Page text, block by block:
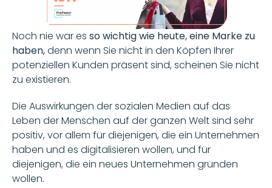
Noch nie war es so wichtig wie heute, eine Marke zu
haben, denn wenn Sie nicht in den Köpfen Ihrer
potenziellen Kunden präsent sind, scheinen Sie nicht
zu existieren.
Die Auswirkungen der sozialen Medien auf das
Leben der Menschen auf der ganzen Welt sind sehr
positiv, vor allem für diejenigen, die ein Unternehmen
haben und es digitalisieren wollen, und für
diejenigen, die ein neues Unternehmen gründen
wollen.